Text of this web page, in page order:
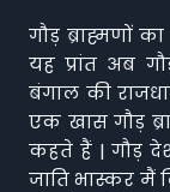
गौड़ ब्राह्मणों
यह प्रांत अब
बंगाल की
एक खास गौड़
कहते हैं | गौड़
जाति भास्कर